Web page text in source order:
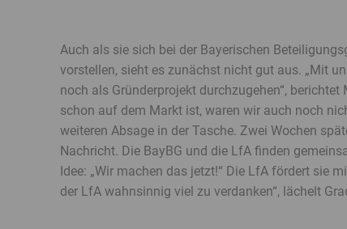
Auch als sie sich bei der Bayerischen
vorstellen, sieht es zunächst nicht gut aus. „Mit
noch als Gründerprojekt durchzugehen“, berichtet
schon auf dem Markt ist, waren wir auch noch
weiteren Absage in der Tasche. Zwei Wochen
Nachricht. Die BayBG und die LfA finden
Idee: „Wir machen das jetzt!“ Die LfA fördert sie
der LfA wahnsinnig viel zu verdanken“, lächelt